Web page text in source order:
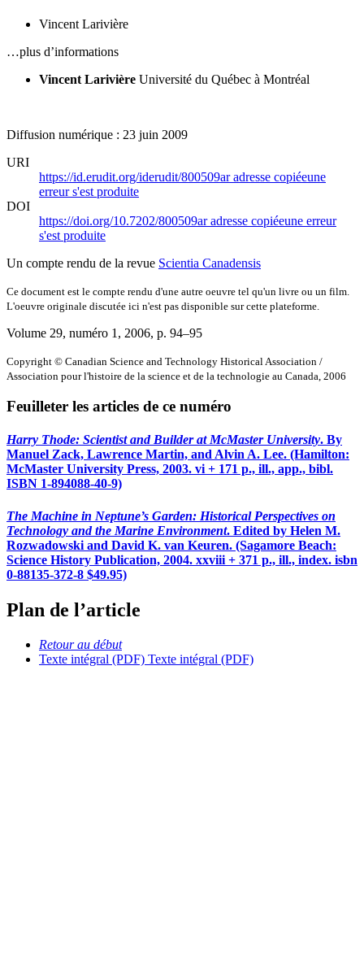
Vincent Larivière
…plus d’informations
Vincent Larivière Université du Québec à Montréal
Diffusion numérique : 23 juin 2009
URI
https://id.erudit.org/iderudit/800509aradresse copiéeune
erreur s'est produite
DOI
https://doi.org/10.7202/800509aradresse copiéeune erreur
s'est produite
Un compte rendu de la revue Scientia Canadensis
Ce document est le compte rendu d'une autre oeuvre tel qu'un livre ou un film.
L'oeuvre originale discutée ici n'est pas disponible sur cette plateforme.
Volume 29, numéro 1, 2006, p. 94–95
Copyright © Canadian Science and Technology Historical Association /
Association pour l'histoire de la science et de la technologie au Canada, 2006
Feuilleter les articles de ce numéro
Harry Thode: Scientist and Builder at McMaster University. By
Manuel Zack, Lawrence Martin, and Alvin A. Lee. (Hamilton:
McMaster University Press, 2003. vi + 171 p., ill., app., bibl.
ISBN 1-894088-40-9)
The Machine in Neptune’s Garden: Historical Perspectives on
Technology and the Marine Environment. Edited by Helen M.
Rozwadowski and David K. van Keuren. (Sagamore Beach:
Science History Publication, 2004. xxviii + 371 p., ill., index. isbn
0-88135-372-8 $49.95)
Plan de l’article
Retour au début
Texte intégral (PDF) Texte intégral (PDF)